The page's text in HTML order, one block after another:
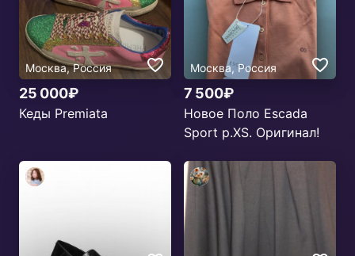
Москва, Россия
25 000₽
Кеды Premiata
Москва, Россия
7 500₽
Новое Поло Escada
Sport р.ХS. Оригинал!